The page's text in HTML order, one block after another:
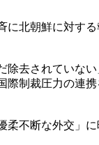
北朝鮮に対す
去されていな
制裁圧力の連
不断な外交」